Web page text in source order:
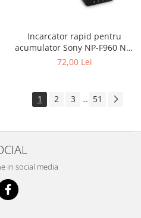
Incarcator rapid pentru
acumulator Sony NP-F960 NP-
F970 NP-F750 Patona
72,00 Lei
1 2 3 ... 51
in social media